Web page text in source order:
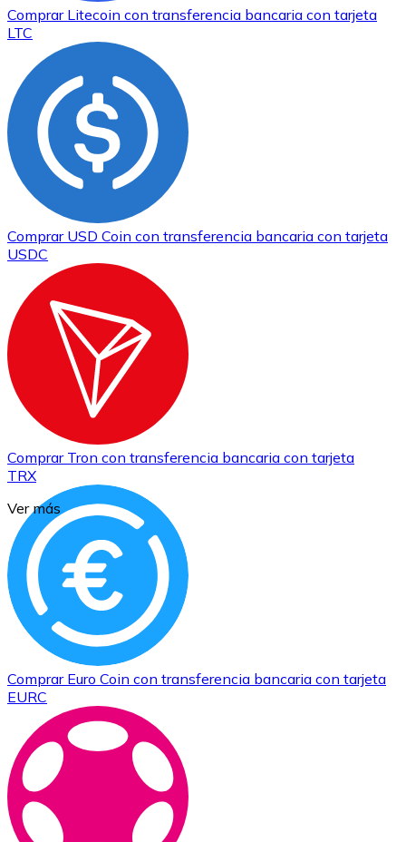
Comprar Litecoin con transferencia bancaria con tarjeta
LTC
Comprar USD Coin con transferencia bancaria con tarjeta
USDC
Comprar Tron con transferencia bancaria con tarjeta
TRX
Comprar Euro Coin con transferencia bancaria con tarjeta
EURC
Ver más